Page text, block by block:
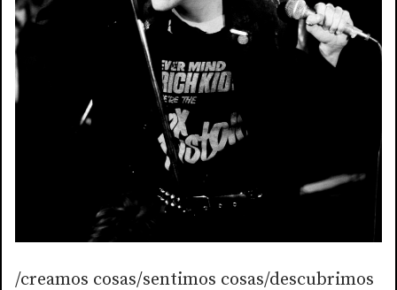
/creamos cosas/sentimos cosas/descubrimos